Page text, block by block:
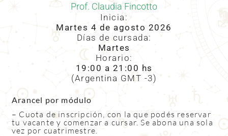
Prof. Claudia Fincotto
Inicia:
Martes 4 de agosto 2026
Días de cursada:
Martes
Horario:
19:00 a 21 :00 hs
(Argentina GMT -3)
Arancel por módulo
– Cuota de inscripción, con la que podés reservar
tu vacante y comenzar a cursar. Se abona una sola
vez por cuatrimestre.